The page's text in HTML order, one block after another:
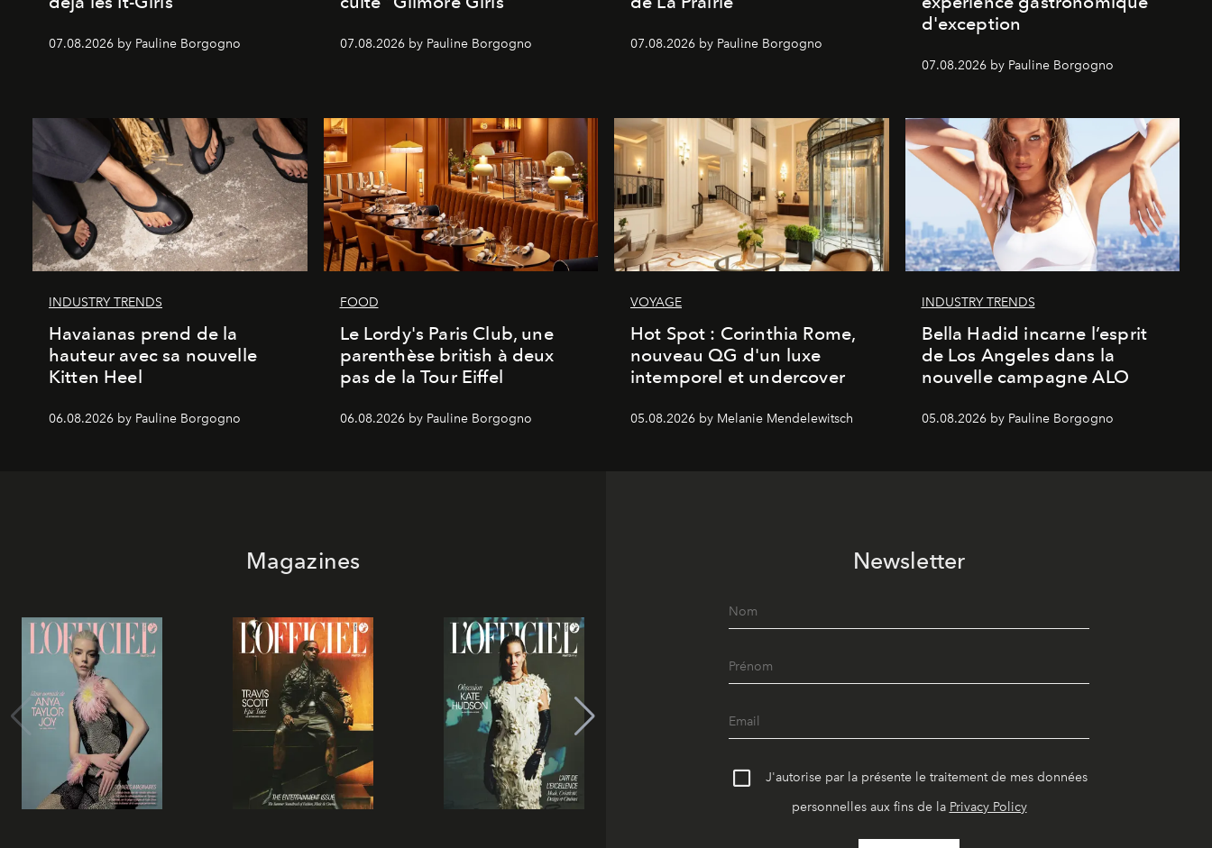
07.08.2026 by Pauline Borgogno 07.08.2026 by Pauline Borgogno 07.08.2026 by Pauline Borgogno
d'exception
07.08.2026 by Pauline Borgogno
INDUSTRY TRENDS
Havaianas prend de la
hauteur avec sa nouvelle
Kitten Heel
06.08.2026 by Pauline Borgogno
FOOD
Le Lordy's Paris Club, une
parenthèse british à deux
pas de la Tour Eiffel
06.08.2026 by Pauline Borgogno
VOYAGE
Hot Spot : Corinthia Rome,
nouveau QG d'un luxe
intemporel et undercover
05.08.2026 by Melanie Mendelewitsch
INDUSTRY TRENDS
Bella Hadid incarne l’esprit
de Los Angeles dans la
nouvelle campagne ALO
05.08.2026 by Pauline Borgogno
Magazines Newsletter
J'autorise par la présente le traitement de mes données
personnelles aux fins de la Privacy Policy